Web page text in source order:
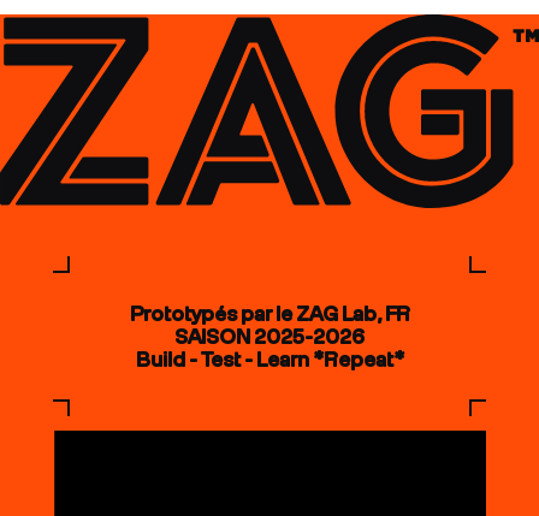
Prototypés par le ZAG Lab, FR
SAISON 2025-2026
Build - Test - Learn *Repeat*